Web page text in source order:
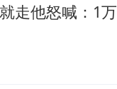
走他怒喊：1万